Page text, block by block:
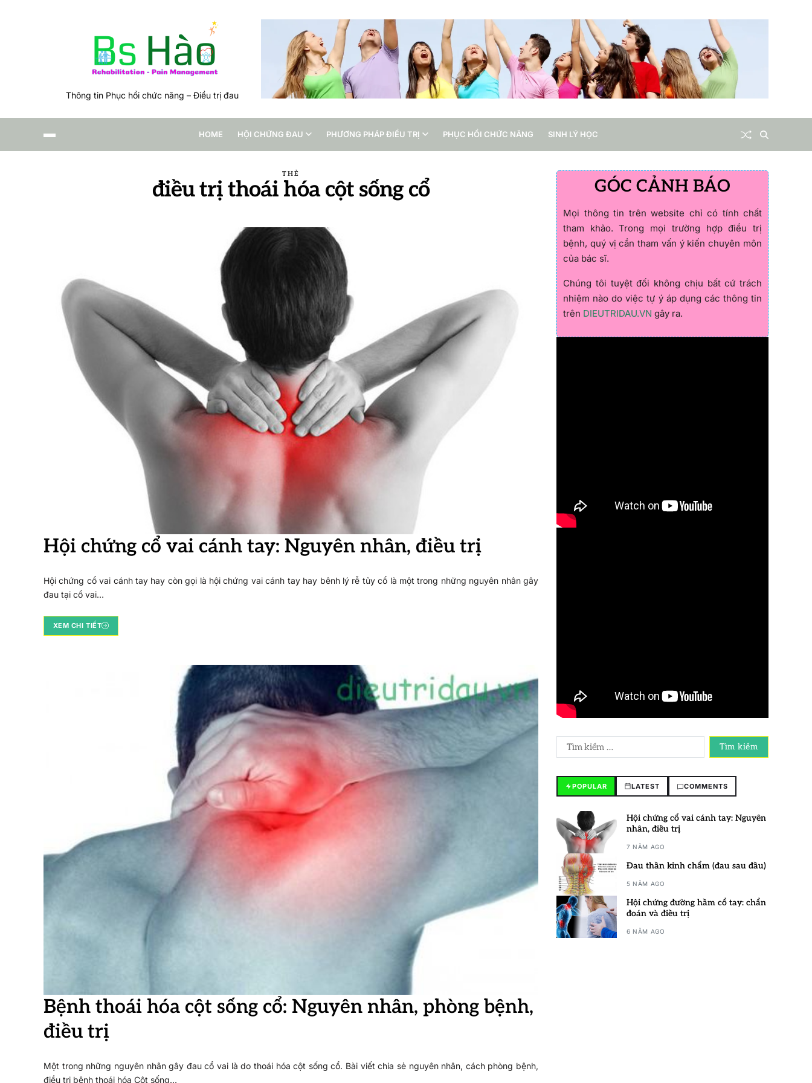
Thông tin Phục hồi chức năng – Điều trị đau
HOME HỘI CHỨNG ĐAU PHƯƠNG PHÁP ĐIỀU TRỊ PHỤC HỒI CHỨC NĂNG SINH LÝ HỌC
THẺ
điều trị thoái hóa cột sống cổ
Hội chứng cổ vai cánh tay: Nguyên nhân, điều trị
Hội chứng cổ vai cánh tay hay còn gọi là hội chứng vai cánh tay hay bênh lý rễ tủy cổ là một trong những nguyên nhân gây
đau tại cổ vai…
XEM CHI TIẾT
Bệnh thoái hóa cột sống cổ: Nguyên nhân, phòng bệnh,
điều trị
Một trong những nguyên nhân gây đau cổ vai là do thoái hóa cột sống cổ. Bài viết chia sẻ nguyên nhân, cách phòng bệnh,
điều trị bệnh thoái hóa Cột sống…
GÓC CẢNH BÁO
Mọi thông tin trên website chỉ có tính chất
tham khảo. Trong mọi trường hợp điều trị
bệnh, quý vị cần tham vấn ý kiến chuyên môn
của bác sĩ.
Chúng tôi tuyệt đối không chịu bất cứ trách
nhiệm nào do việc tự ý áp dụng các thông tin
trên DIEUTRIDAU.VN gây ra.
POPULAR LATEST COMMENTS
Hội chứng cổ vai cánh tay: Nguyên
nhân, điều trị
7 NĂM AGO
Đau thần kinh chẩm (đau sau đầu)
5 NĂM AGO
Hội chứng đường hầm cổ tay: chẩn
đoán và điều trị
6 NĂM AGO